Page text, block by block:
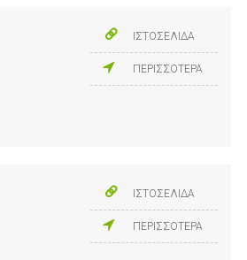
ΙΣΤΟΣΕΛΙΔΑ
ΠΕΡΙΣΣΟΤΕΡΑ
ΙΣΤΟΣΕΛΙΔΑ
ΠΕΡΙΣΣΟΤΕΡΑ